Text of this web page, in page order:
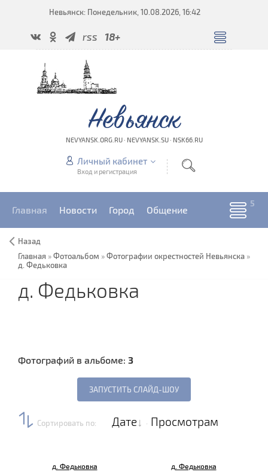
Невьянск: Понедельник, 10.08.2026, 16:42
rss 18+
Невьянск
NEVYANSK.ORG.RU · NEVYANSK.SU · NSK66.RU
Личный кабинет
Вход и регистрация
Главная Новости Город Общение
Назад
Главная »Фотоальбом »Фотографии окрестностей Невьянска »
д. Федьковка
д. Федьковка
Фотографий в альбоме: 3
Сортировать по: Дате · Просмотрам
д. Федьковка д. Федьковка